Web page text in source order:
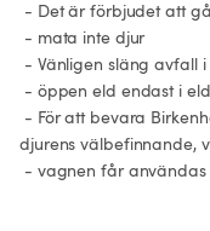
djurens välbefinnande,